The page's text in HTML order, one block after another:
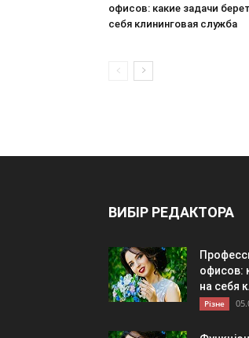
офисов: какие задачи
себя клининговая служба
ВИБІР РЕДАКТОРА
офисов:
на себя
Різне